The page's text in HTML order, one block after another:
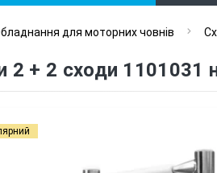
для моторних човнів
2 + 2 сходи 1101031